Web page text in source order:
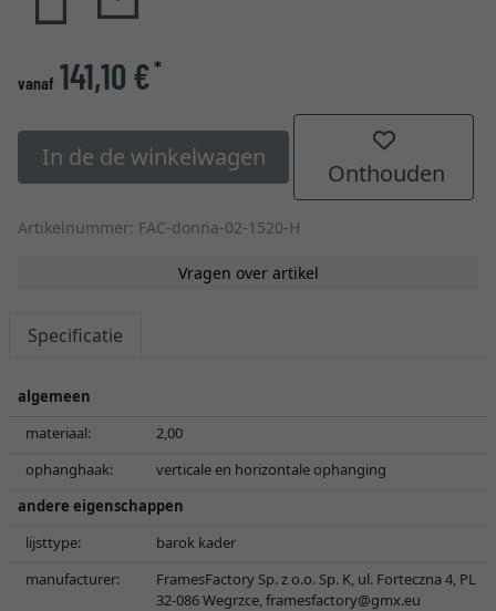
vanaf 141,10 €*
In de de winkelwagen
Onthouden
Artikelnummer: FAC-donna-02-1520-H
Vragen over artikel
Specificatie
algemeen
materiaal:
2,00
ophanghaak:
verticale en horizontale ophanging
andere eigenschappen
lijsttype:
barok kader
manufacturer:
FramesFactory Sp. z o.o. Sp. K, ul. Forteczna 4, PL
32-086 Wegrzce,framesfactory@gmx.eu